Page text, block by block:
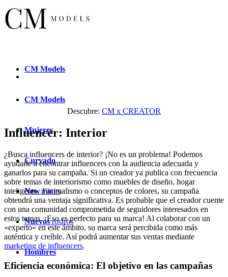
CM Models
CM Models
Mujeres
Curvado
NewFaces
Nuevosrostros
Hombres
Descubre: CM x CREATOR
Influencer: Interior
¿Busca influencers de interior? ¡No es un problema! Podemos
ayudarle a encontrar influencers con la audiencia adecuada y
ganarlos para su campaña. Si un creador ya publica con frecuencia
sobre temas de interiorismo como muebles de diseño, hogar
inteligente, minimalismo o conceptos de colores, su campaña
obtendrá una ventaja significativa. Es probable que el creador cuente
con una comunidad comprometida de seguidores interesados en
estos temas. ¡Eso es perfecto para su marca! Al colaborar con un
«experto» en este ámbito, su marca será percibida como más
auténtica y creíble. Así podrá aumentar sus ventas mediante
marketing de influencers.
Eficiencia económica: El objetivo en las campañas